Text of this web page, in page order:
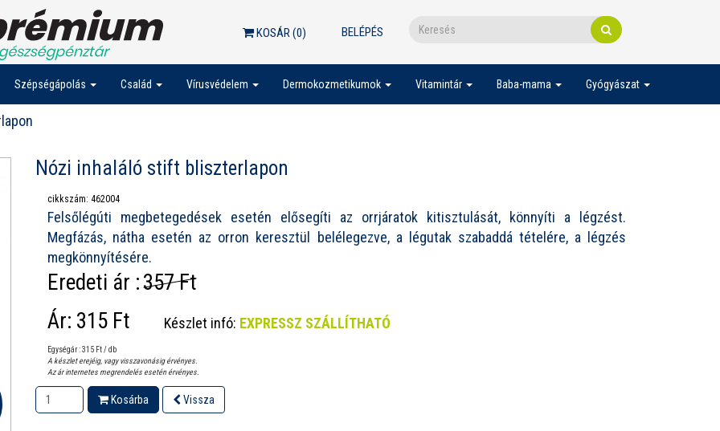
KOSÁR (0) BELÉPÉS
Szépségápolás Család Vírusvédelem Dermokozmetikumok Vitamintár Baba-mama Gyógyászat
Nózi inhaláló stift bliszterlapon
cikkszám: 462004
Felsőlégúti megbetegedések esetén elősegíti az orrjáratok kitisztulását, könnyíti a légzést.
Megfázás, nátha esetén az orron keresztül belélegezve, a légutak szabaddá tételére, a légzés
megkönnyítésére.
Eredeti ár :357 Ft
Ár: 315 Ft Készlet infó: EXPRESSZ SZÁLLÍTHATÓ
Egységár : 315 Ft / db
A készlet erejéig, vagy visszavonásig érvényes.
Az ár internetes megrendelés esetén érvényes.
Kosárba Vissza